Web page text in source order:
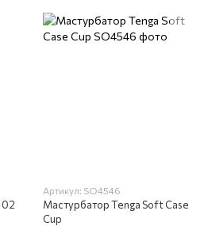
02
Артикул: SO4546
Мастурбатор Tenga Soft Case
Cup